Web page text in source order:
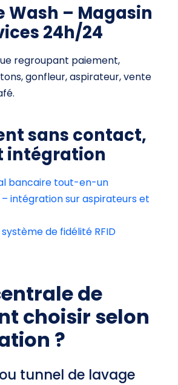
Wash – Magasin
24h/24
regroupant paiement,
gonfleur, aspirateur, vente
sans contact,
intégration
bancaire tout-en-un
intégration sur aspirateurs et
de fidélité RFID
de
choisir selon
?
tunnel de lavage